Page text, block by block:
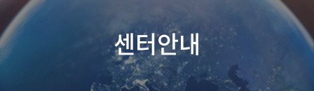
센터안내